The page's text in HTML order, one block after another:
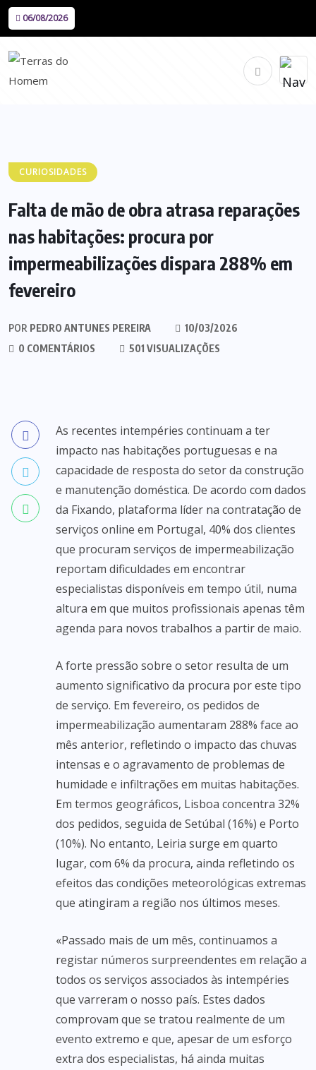
06/08/2026
CURIOSIDADES
Falta de mão de obra atrasa reparações
nas habitações: procura por
impermeabilizações dispara 288% em
fevereiro
POR PEDRO ANTUNES PEREIRA
10/03/2026
0 COMENTÁRIOS
501 VISUALIZAÇÕES
As recentes intempéries continuam a ter
impacto nas habitações portuguesas e na
capacidade de resposta do setor da construção
e manutenção doméstica. De acordo com dados
da Fixando, plataforma líder na contratação de
serviços online em Portugal, 40% dos clientes
que procuram serviços de impermeabilização
reportam dificuldades em encontrar
especialistas disponíveis em tempo útil, numa
altura em que muitos profissionais apenas têm
agenda para novos trabalhos a partir de maio.
A forte pressão sobre o setor resulta de um
aumento significativo da procura por este tipo
de serviço. Em fevereiro, os pedidos de
impermeabilização aumentaram 288% face ao
mês anterior, refletindo o impacto das chuvas
intensas e o agravamento de problemas de
humidade e infiltrações em muitas habitações.
Em termos geográficos, Lisboa concentra 32%
dos pedidos, seguida de Setúbal (16%) e Porto
(10%). No entanto, Leiria surge em quarto
lugar, com 6% da procura, ainda refletindo os
efeitos das condições meteorológicas extremas
que atingiram a região nos últimos meses.
«Passado mais de um mês, continuamos a
registar números surpreendentes em relação a
todos os serviços associados às intempéries
que varreram o nosso país. Estes dados
comprovam que se tratou realmente de um
evento extremo e que, apesar de um esforço
extra dos especialistas, há ainda muitas